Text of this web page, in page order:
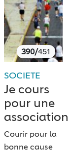
390/451
SOCIETE
Je cours
pour une
association
Courir pour la
bonne cause